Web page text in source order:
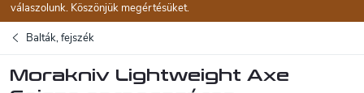
válaszolunk. Köszönjük megértésüket.
Balták, fejszék
Morakniv Lightweight Axe